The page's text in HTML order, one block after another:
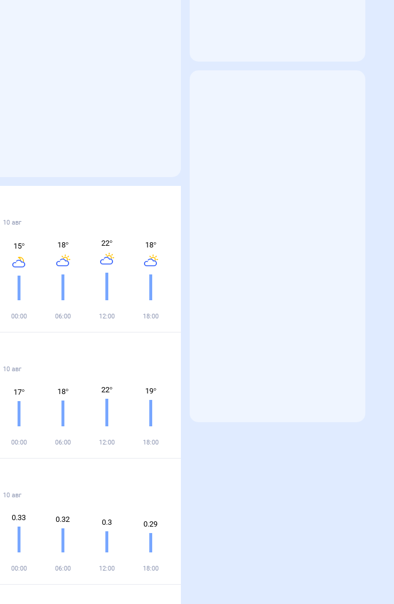
10 авг
15°
00:00
18°
06:00
22°
12:00
18°
18:00
10 авг
17°
00:00
18°
06:00
22°
12:00
19°
18:00
10 авг
0.33
00:00
0.32
06:00
0.3
12:00
0.29
18:00